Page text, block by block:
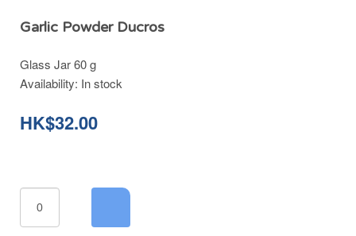
Garlic Powder Ducros
Glass Jar 60 g
Availability: In stock
HK$32.00